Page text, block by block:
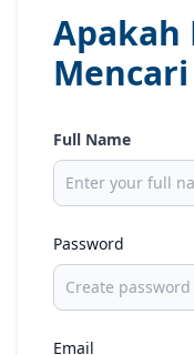
Apakah
Full Name
Password
Email